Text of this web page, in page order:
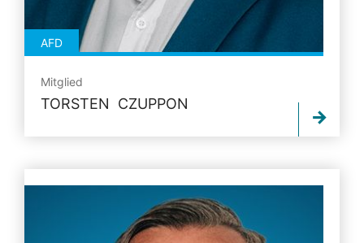
AFD
Mitglied
TORSTEN CZUPPON